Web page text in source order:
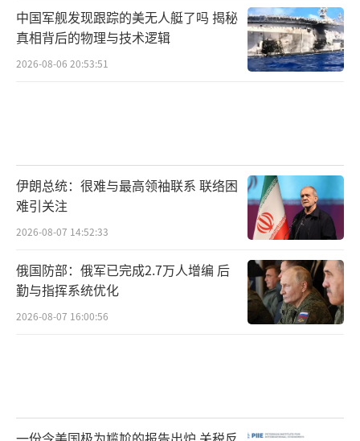
中国军舰发现跟踪的美无人艇了吗 揭秘
真相背后的物理与技术逻辑
2026-08-06 20:53:51
伊朗总统：很难与最高领袖联系 联络困
难引关注
2026-08-07 14:52:33
俄国防部：俄军已完成2.7万人增编 后
勤与指挥系统优化
2026-08-07 16:00:56